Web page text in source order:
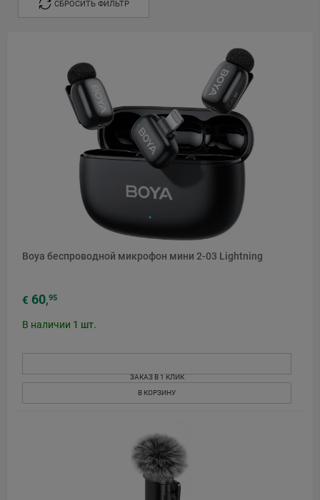
СБРОСИТЬ ФИЛЬТР
Boya беспроводной микрофон мини 2-03 Lightning
€ 60,95
В наличии 1 шт.
ЗАКАЗ В 1 КЛИК
В КОРЗИНУ